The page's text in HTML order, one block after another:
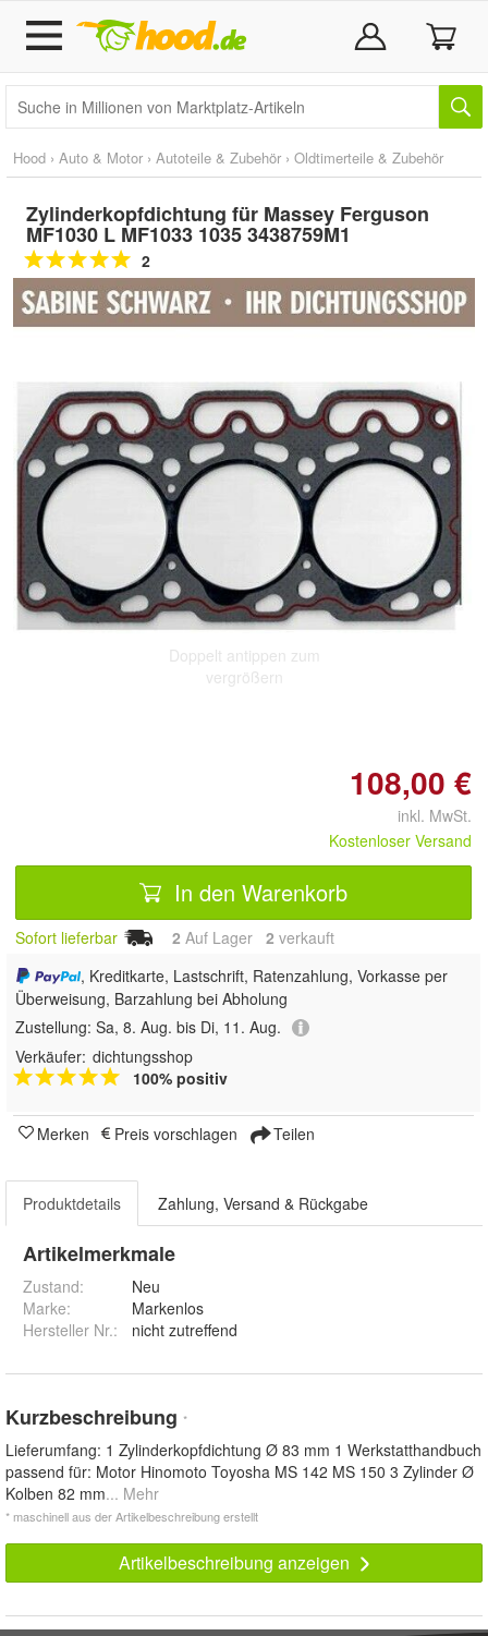
Hood › Auto & Motor › Autoteile & Zubehör › Oldtimerteile & Zubehör
Zylinderkopfdichtung für Massey Ferguson
MF1030 L MF1033 1035 3438759M1
2
Doppelt antippen zum
vergrößern
108,00 €
inkl. MwSt.
Kostenloser Versand
In den Warenkorb
Sofort lieferbar 2 Auf Lager 2 verkauft
, Kreditkarte, Lastschrift, Ratenzahlung, Vorkasse per
Überweisung, Barzahlung bei Abholung
Zustellung: Sa, 8. Aug. bis Di, 11. Aug.
Verkäufer: dichtungsshop
100% positiv
Merken Preis vorschlagen Teilen
Produktdetails Zahlung, Versand & Rückgabe
Artikelmerkmale
Zustand:
Neu
Marke:
Markenlos
Hersteller Nr.:
nicht zutreffend
Kurzbeschreibung *
Lieferumfang: 1 Zylinderkopfdichtung Ø 83 mm 1 Werkstatthandbuch
passend für: Motor Hinomoto Toyosha MS 142 MS 150 3 Zylinder Ø
Kolben 82 mm... Mehr
* maschinell aus der Artikelbeschreibung erstellt
Artikelbeschreibung anzeigen